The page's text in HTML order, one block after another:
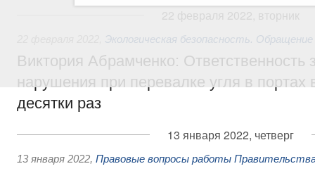
Экологическая безопасность.
Виктория Абрамченко: Ответственность
нарушения при перевалке угля в портах
десятки раз
13 января 2022, четверг
13 января 2022, Правовые вопросы работы